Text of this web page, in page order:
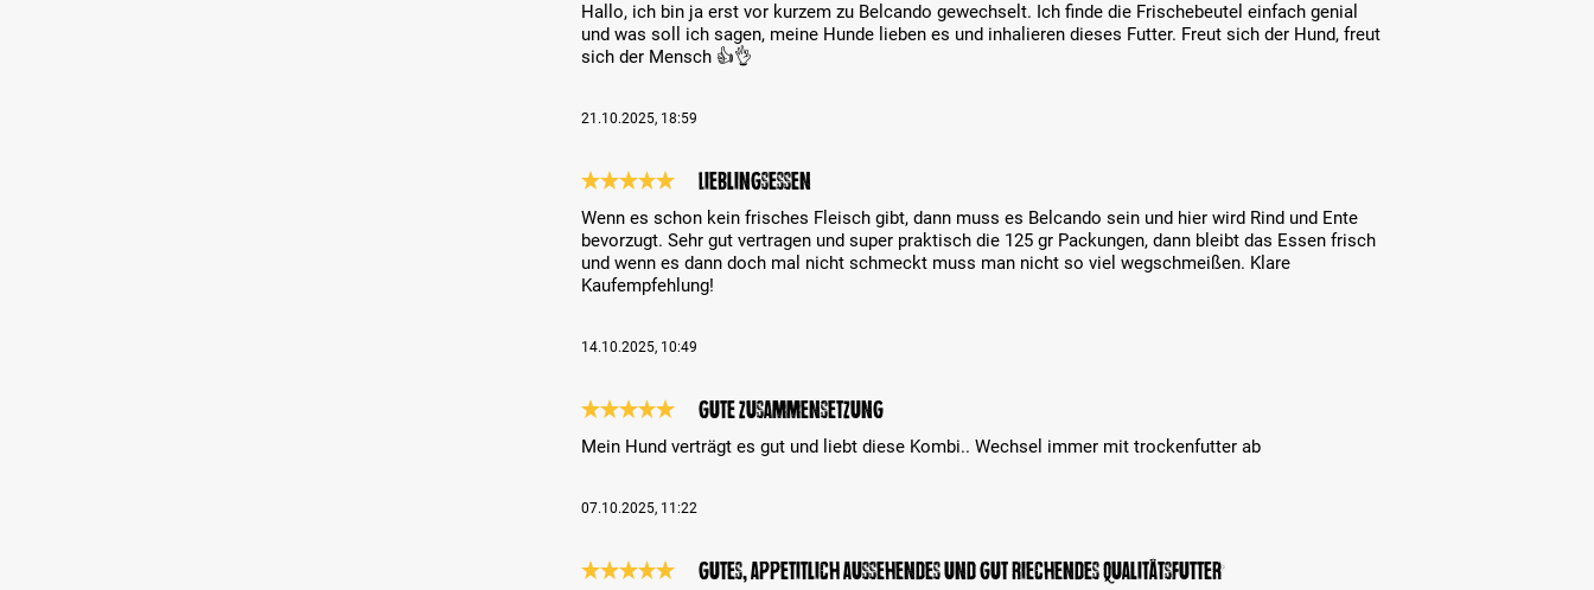
Hallo, ich bin ja erst vor kurzem zu Belcando gewechselt. Ich finde die Frischebeutel einfach genial
und was soll ich sagen, meine Hunde lieben es und inhalieren dieses Futter. Freut sich der Hund, freut
sich der Mensch 👍👌
21.10.2025, 18:59
Lieblingsessen
Wenn es schon kein frisches Fleisch gibt, dann muss es Belcando sein und hier wird Rind und Ente
bevorzugt. Sehr gut vertragen und super praktisch die 125 gr Packungen, dann bleibt das Essen frisch
und wenn es dann doch mal nicht schmeckt muss man nicht so viel wegschmeißen. Klare
Kaufempfehlung!
14.10.2025, 10:49
Gute Zusammensetzung
Mein Hund verträgt es gut und liebt diese Kombi.. Wechsel immer mit trockenfutter ab
07.10.2025, 11:22
Gutes, appetitlich aussehendes und gut riechendes Qualitätsfutter